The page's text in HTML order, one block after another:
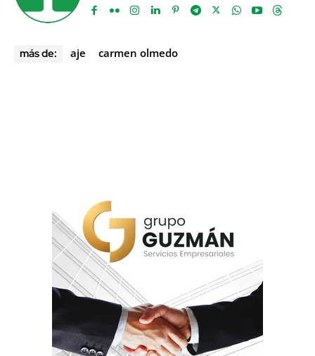
más de: aje carmen olmedo